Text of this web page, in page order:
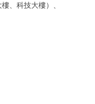
、科技大樓）、